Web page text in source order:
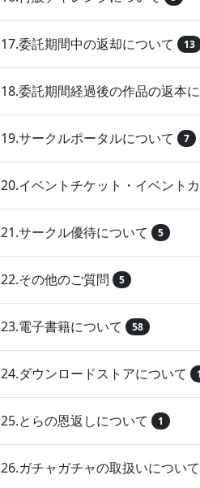
17.委託期間中の返却について 13
18.委託期間経過後の作品の返本
19.サークルポータルについて 7
20.イベントチケット・イベント
21.サークル優待について 5
22.その他のご質問 5
23.電子書籍について 58
24.ダウンロードストアについて 1
25.とらの恩返しについて 1
26.ガチャガチャの取扱いについて